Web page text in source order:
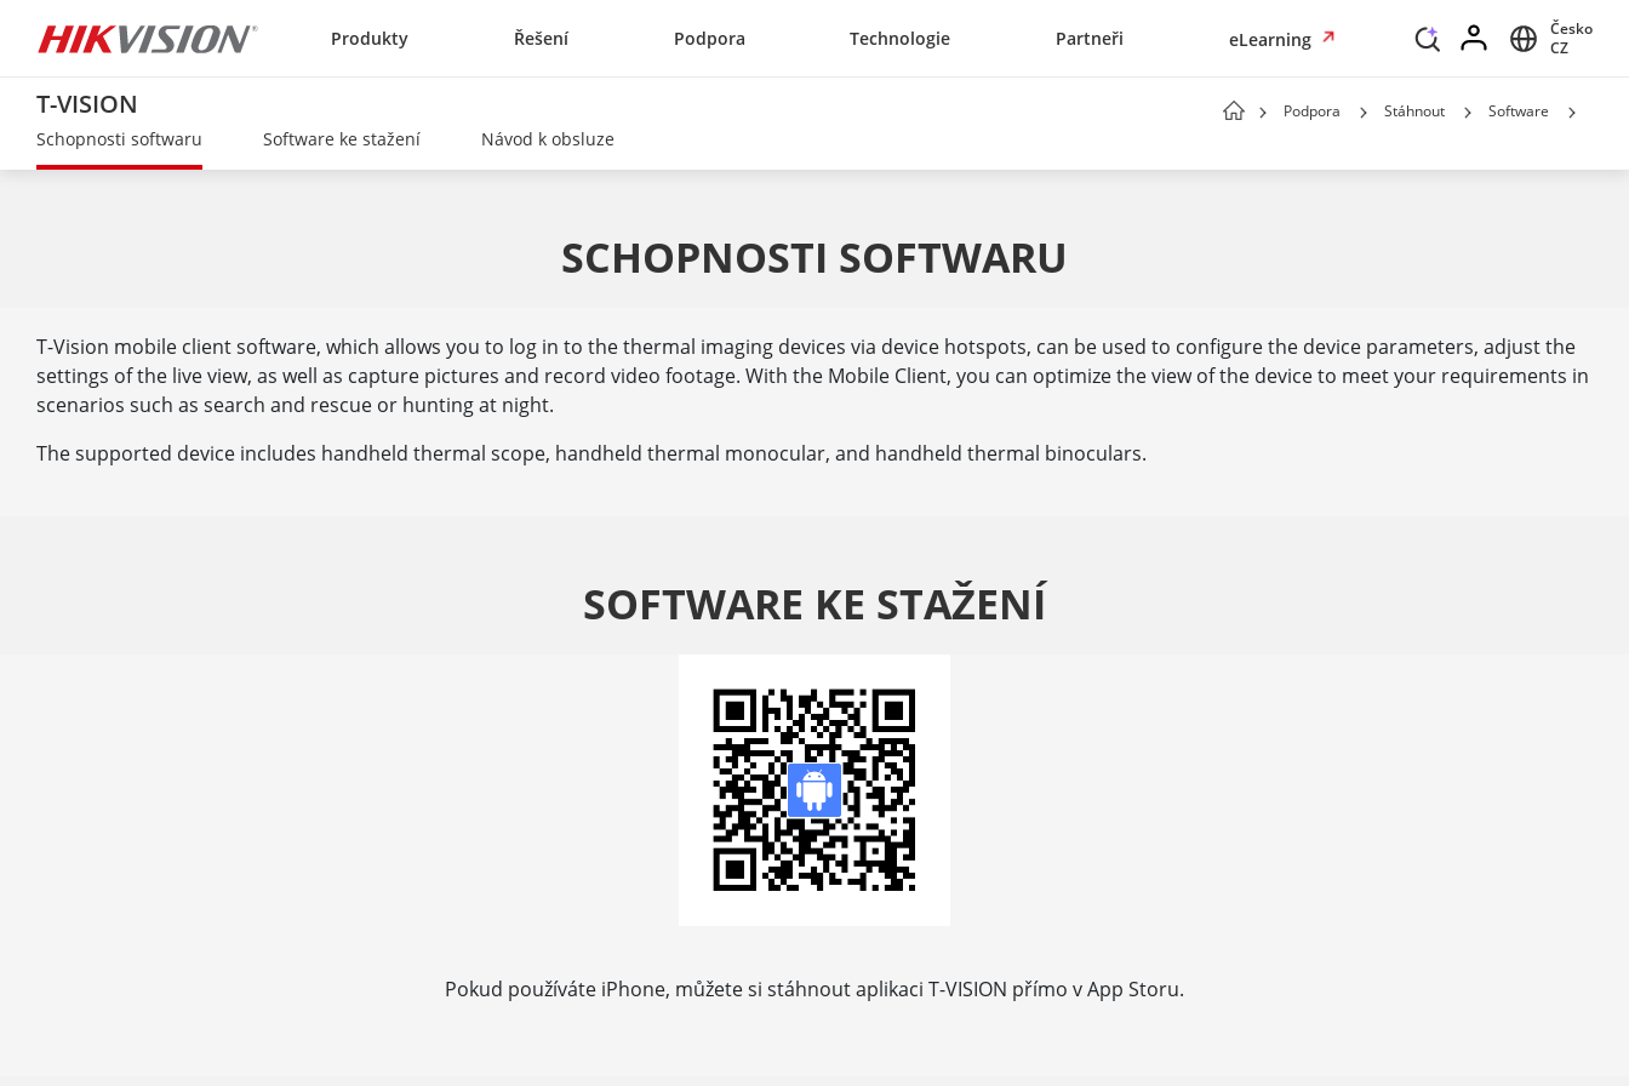
Produkty Řešení Podpora Technologie Partneři eLearning
Česko
CZ
T-VISION Podpora Stáhnout Software
Schopnosti softwaru Software ke stažení Návod k obsluze
SCHOPNOSTI SOFTWARU
T-Vision mobile client software, which allows you to log in to the thermal imaging devices via device hotspots, can be used to configure the device parameters, adjust the
settings of the live view, as well as capture pictures and record video footage. With the Mobile Client, you can optimize the view of the device to meet your requirements in
scenarios such as search and rescue or hunting at night.
The supported device includes handheld thermal scope, handheld thermal monocular, and handheld thermal binoculars.
SOFTWARE KE STAŽENÍ
Pokud používáte iPhone, můžete si stáhnout aplikaci T-VISION přímo v App Storu.